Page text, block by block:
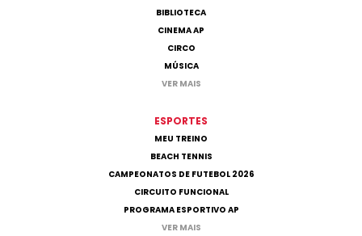
BIBLIOTECA
CINEMA AP
CIRCO
MÚSICA
VER MAIS
ESPORTES
MEU TREINO
BEACH TENNIS
CAMPEONATOS DE FUTEBOL 2026
CIRCUITO FUNCIONAL
PROGRAMA ESPORTIVO AP
VER MAIS